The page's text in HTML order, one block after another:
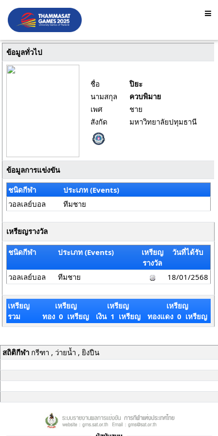
ข้อมูลทั่วไป
ชื่อ
ปิยะ
นามสกุล
ควบพิมาย
เพศ
ชาย
สังกัด
มหาวิทยาลัยปทุมธานี
ข้อมูลการแข่งขัน
ชนิดกีฬา
ประเภท (Events)
วอลเลย์บอล
ทีมชาย
เหรียญรางวัล
ชนิดกีฬา ประเภท (Events)
เหรียญ
รางวัล
วันที่ได้รับ
วอลเลย์บอล ทีมชาย 18/01/2568
เหรียญ
รวม
เหรียญ
ทอง 0 เหรียญ
เหรียญ
เงิน 1 เหรียญ
เหรียญ
ทองแดง 0 เหรียญ
สถิติกีฬากรีฑา , ว่ายน้ำ , ยิงปืน